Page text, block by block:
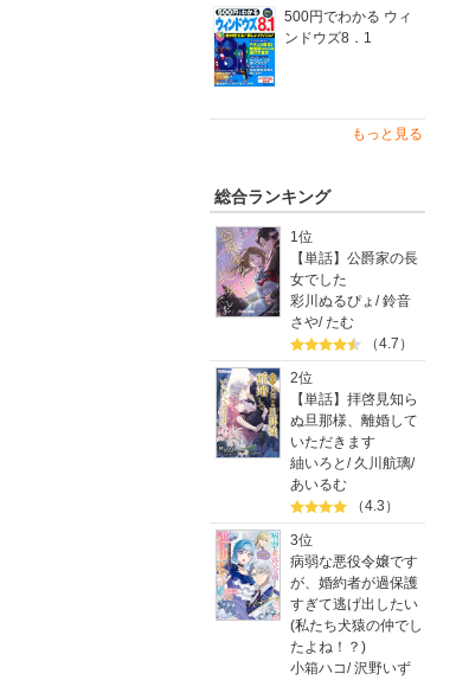
500円でわかる ウィ
ンドウズ8．1
もっと見る
総合ランキング
1位
【単話】公爵家の長
女でした
彩川ぬるぴょ /鈴音
さや/たむ
（4.7）
2位
【単話】拝啓見知ら
ぬ旦那様、離婚して
いただきます
紬いろと / 久川航璃/
あいるむ
（4.3）
3位
病弱な悪役令嬢です
が、婚約者が過保護
すぎて逃げ出したい
(私たち犬猿の仲でし
たよね！？)
小箱ハコ/沢野いず